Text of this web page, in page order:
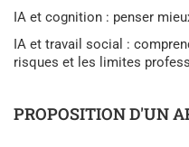
IA et cognition : penser
IA et travail social :
risques et les limites
PROPOSITION D'UN